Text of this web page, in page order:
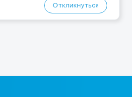
работать в ...Откликнуться